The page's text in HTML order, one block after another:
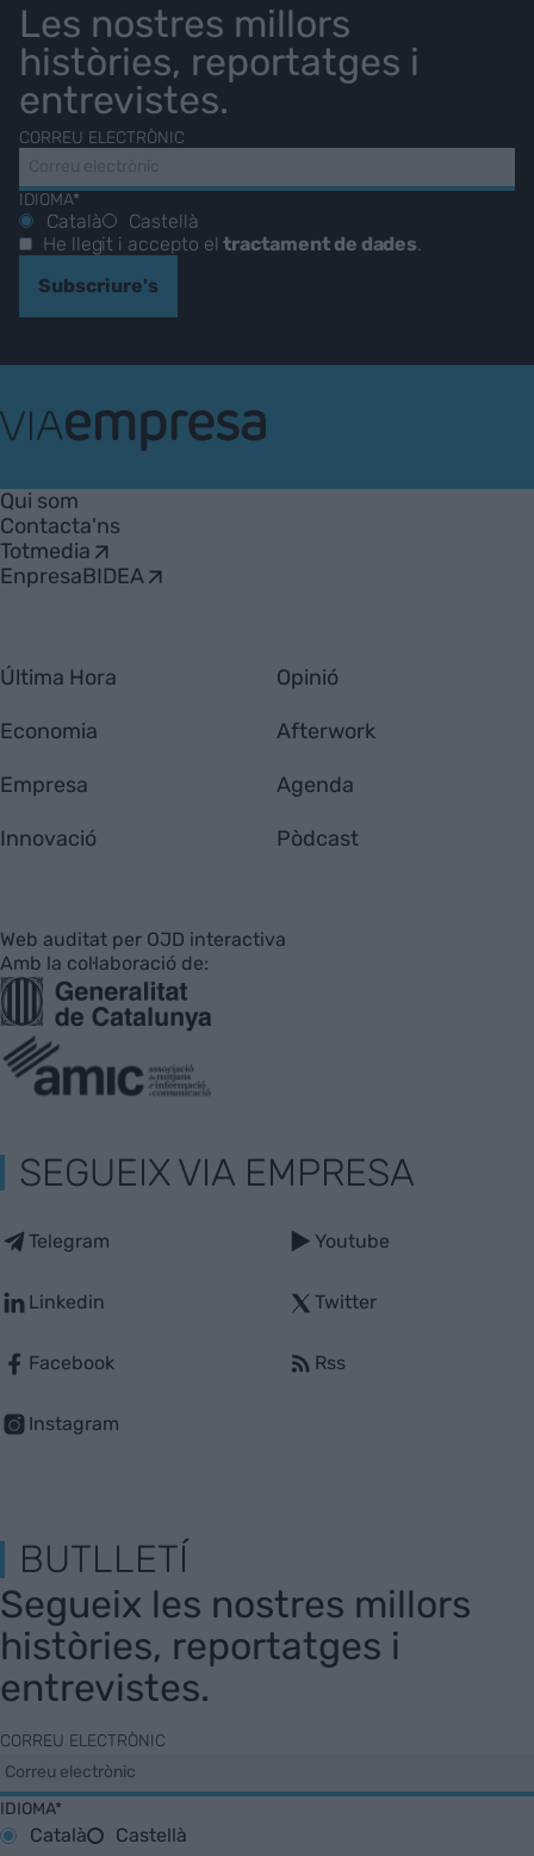
Les nostres millors
històries, reportatges i
entrevistes.
CORREU ELECTRÒNIC
IDIOMA*
Català
Castellà
He llegit i accepto eltractament de dades.
Subscriure's
Empresa
Qui som
Contacta'ns
Totmedia
EnpresaBIDEA
Última Hora
Economia
Empresa
Innovació
Opinió
Afterwork
Agenda
Pòdcast
Web auditat per OJD interactiva
Amb la col·laboració de:
SEGUEIX VIA EMPRESA
Telegram
Linkedin
Facebook
Instagram
Youtube
Twitter
Rss
BUTLLETÍ
Segueix les nostres millors
històries, reportatges i
entrevistes.
CORREU ELECTRÒNIC
IDIOMA*
Català
Castellà